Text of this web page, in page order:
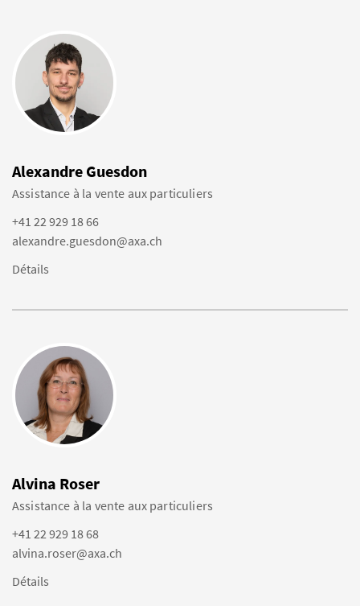
Alexandre Guesdon
Assistance à la vente aux particuliers
+41 22 929 18 66
alexandre.guesdon@axa.ch
Détails
Alvina Roser
Assistance à la vente aux particuliers
+41 22 929 18 68
alvina.roser@axa.ch
Détails